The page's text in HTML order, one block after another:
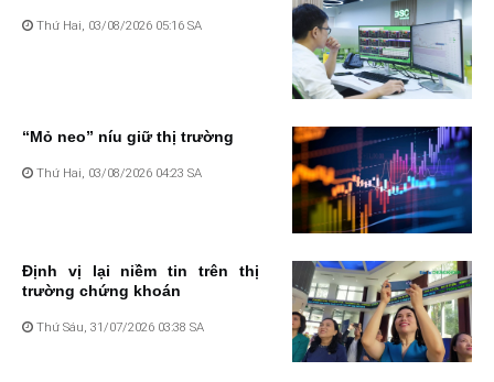
Thứ Hai, 03/08/2026 05:16 SA
“Mỏ neo” níu giữ thị trường
Thứ Hai, 03/08/2026 04:23 SA
Định vị lại niềm tin trên thị
trường chứng khoán
Thứ Sáu, 31/07/2026 03:38 SA